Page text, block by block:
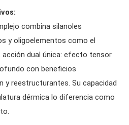
combina silanoles
y oligoelementos como el
dual única: efecto tensor
con beneficios
y reestructurantes. Su capacidad
dérmica lo diferencia como